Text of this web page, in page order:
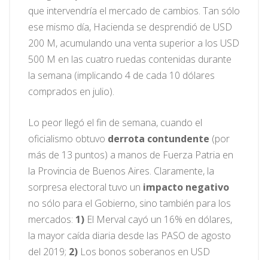
que intervendría el mercado de cambios. Tan sólo
ese mismo día, Hacienda se desprendió de USD
200 M, acumulando una venta superior a los USD
500 M en las cuatro ruedas contenidas durante
la semana (implicando 4 de cada 10 dólares
comprados en julio).
Lo peor llegó el fin de semana, cuando el
oficialismo obtuvo derrota contundente (por
más de 13 puntos) a manos de Fuerza Patria en
la Provincia de Buenos Aires. Claramente, la
sorpresa electoral tuvo un impacto negativo
no sólo para el Gobierno, sino también para los
mercados: 1) El Merval cayó un 16% en dólares,
la mayor caída diaria desde las PASO de agosto
del 2019; 2) Los bonos soberanos en USD